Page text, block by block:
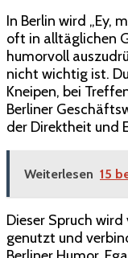
In Berlin wird „Ey,
oft in alltäglichen
humorvoll
nicht wichtig ist.
Kneipen, bei
Berliner
der Direktheit und
Weiterlesen 15
Dieser Spruch
genutzt und